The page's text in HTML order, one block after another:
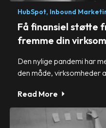
HubSpot, Inbound
Få finansiel støtte
fremme din
Den nylige pandemi har
den måde, virksomheder
Read More